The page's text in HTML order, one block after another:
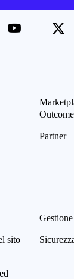
Outcome
Partner
sito